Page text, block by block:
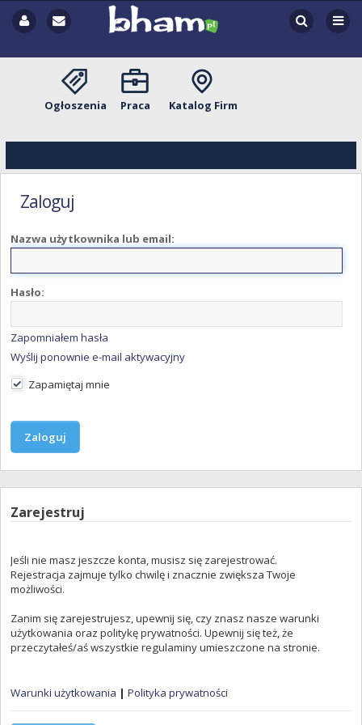
Ogłoszenia Praca Katalog Firm
Zaloguj
Nazwa użytkownika lub email:
Hasło:
Zapomniałem hasła
Wyślij ponownie e-mail aktywacyjny
Zapamiętaj mnie
Zarejestruj
Jeśli nie masz jeszcze konta, musisz się zarejestrować.
Rejestracja zajmuje tylko chwilę i znacznie zwiększa Twoje
możliwości.
Zanim się zarejestrujesz, upewnij się, czy znasz nasze warunki
użytkowania oraz politykę prywatności. Upewnij się też, że
przeczytałeś/aś wszystkie regulaminy umieszczone na stronie.
Warunki użytkowania | Polityka prywatności